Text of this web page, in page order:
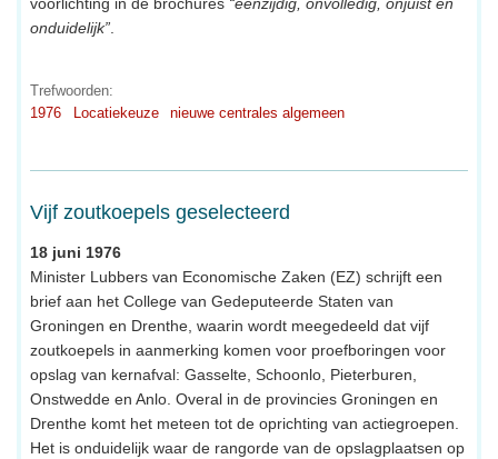
onduidelijk”
Trefwoorden:
1976
Locatiekeuze nieuwe centrales algemeen
Vijf zoutkoepels geselecteerd
18 juni 1976
Minister Lubbers van Economische Zaken (EZ) schrijft een
brief aan het College van Gedeputeerde Staten van
Groningen en Drenthe, waarin wordt meegedeeld dat vijf
zoutkoepels in aanmerking komen voor proefboringen voor
opslag van kernafval: Gasselte, Schoonlo, Pieterburen,
Onstwedde en Anlo. Overal in de provincies Groningen en
Drenthe komt het meteen tot de oprichting van actiegroepen.
Het is onduidelijk waar de rangorde van de opslagplaatsen op